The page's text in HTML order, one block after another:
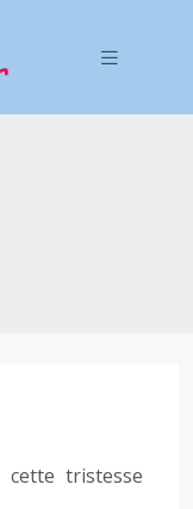
cette tristesse